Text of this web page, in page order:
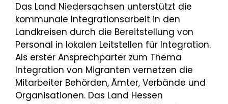
Das Land Niedersachsen unterstützt die
kommunale Integrationsarbeit in den
Landkreisen durch die Bereitstellung von
Personal in lokalen Leitstellen für Integration.
Als erster Ansprechparter zum Thema
Integration von Migranten vernetzen die
Mitarbeiter Behörden, Ämter, Verbände und
Organisationen. Das Land Hessen